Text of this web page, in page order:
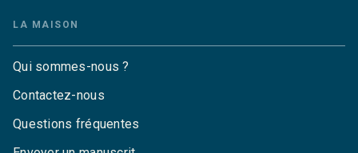
LA MAISON
Qui sommes-nous ?
Contactez-nous
Questions fréquentes